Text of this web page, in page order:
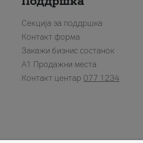
Секција за поддршка
Контакт форма
Закажи бизнис состанок
A1 Продажни места
Контакт центар 077 1234